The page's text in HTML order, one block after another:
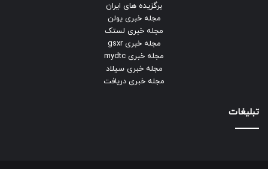
برگزیده های ایران
مجله خبری یولن
مجله خبری لستک
مجله خبری gsxr
مجله خبری mydtc
مجله خبری سیلاد
مجله خبری دریافت
تبلیغات